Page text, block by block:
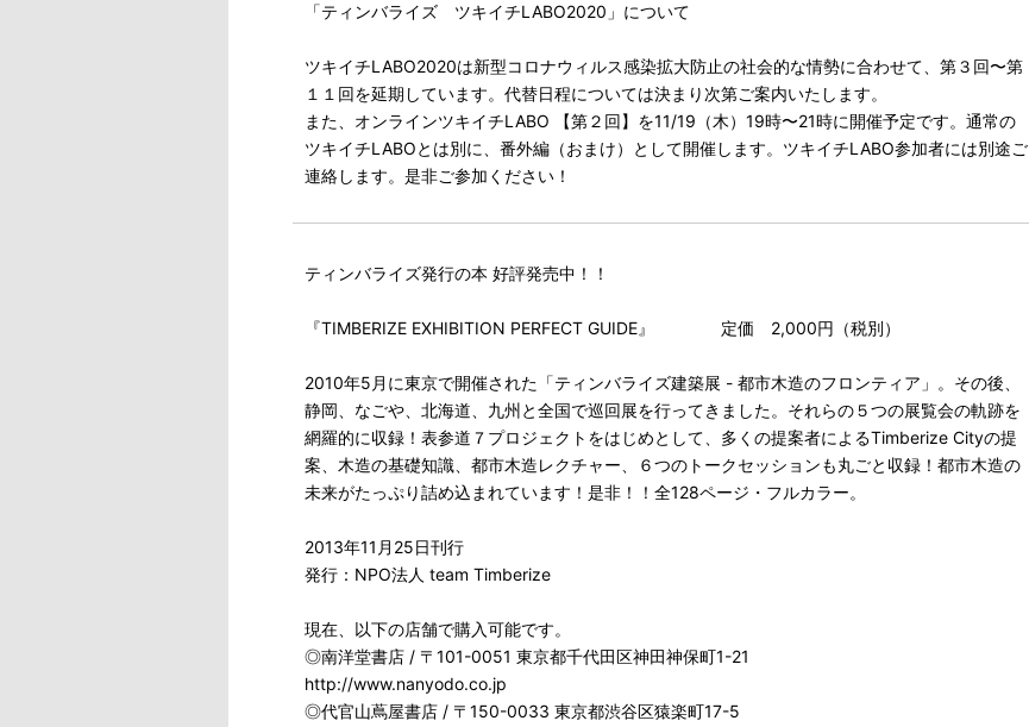
「ティンバライズ ツキイチLABO2020」について
ツキイチLABO2020は新型コロナウィルス感染拡大防止の社会的な情勢に合わせて、第３回〜第
１１回を延期しています。代替日程については決まり次第ご案内いたします。
また、オンラインツキイチLABO 【第２回】を11/19（木）19時〜21時に開催予定です。通常の
ツキイチLABOとは別に、番外編（おまけ）として開催します。ツキイチLABO参加者には別途ご
連絡します。是非ご参加ください！
ティンバライズ発行の本 好評発売中！！
『TIMBERIZE EXHIBITION PERFECT GUIDE』 定価 2,000円（税別）
2010年5月に東京で開催された「ティンバライズ建築展 - 都市木造のフロンティア」。その後、
静岡、なごや、北海道、九州と全国で巡回展を行ってきました。それらの５つの展覧会の軌跡を
網羅的に収録！表参道７プロジェクトをはじめとして、多くの提案者によるTimberize Cityの提
案、木造の基礎知識、都市木造レクチャー、６つのトークセッションも丸ごと収録！都市木造の
未来がたっぷり詰め込まれています！是非！！全128ページ・フルカラー。
2013年11月25日刊行
発行：NPO法人 team Timberize
現在、以下の店舗で購入可能です。
◎南洋堂書店 / 〒101-0051 東京都千代田区神田神保町1-21
http://www.nanyodo.co.jp
◎代官山蔦屋書店 / 〒150-0033 東京都渋谷区猿楽町17-5